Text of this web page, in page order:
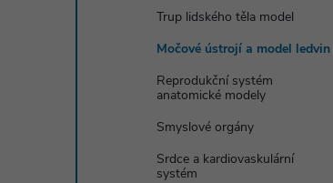
Trup lidského těla model
Močové ústrojí a model ledvin
Reprodukční systém
anatomické modely
Smyslové orgány
Srdce a kardiovaskulární
systém